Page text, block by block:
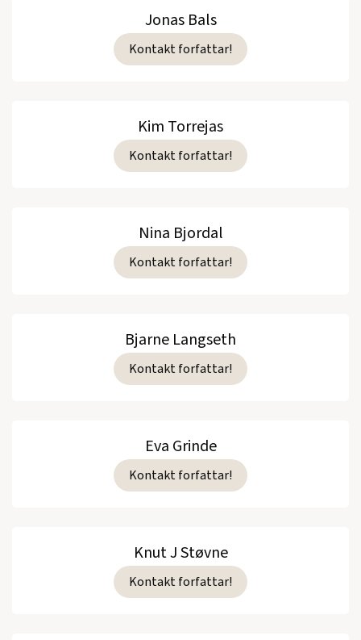
Jonas Bals
Kontakt forfattar!
Kim Torrejas
Kontakt forfattar!
Nina Bjordal
Kontakt forfattar!
Bjarne Langseth
Kontakt forfattar!
Eva Grinde
Kontakt forfattar!
Knut J Støvne
Kontakt forfattar!